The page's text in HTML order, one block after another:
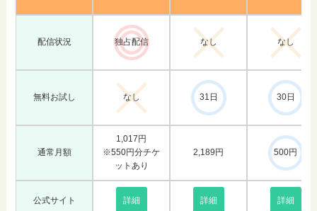
配信状況 独占配信 なし なし
無料お試し なし 31日 30日
通常月額
1,017円
※550円分チケ
ットあり
2,189円 500円
公式サイト 詳細 詳細 詳細